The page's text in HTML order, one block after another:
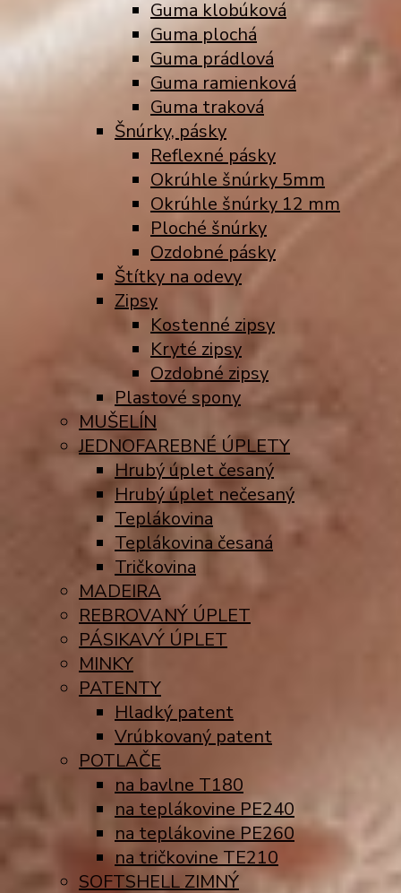
Guma klobúková
Guma plochá
Guma prádlová
Guma ramienková
Guma traková
Šnúrky, pásky
Reflexné pásky
Okrúhle šnúrky 5mm
Okrúhle šnúrky 12 mm
Ploché šnúrky
Ozdobné pásky
Štítky na odevy
Zipsy
Kostenné zipsy
Kryté zipsy
Ozdobné zipsy
Plastové spony
MUŠELÍN
JEDNOFAREBNÉ ÚPLETY
Hrubý úplet česaný
Hrubý úplet nečesaný
Teplákovina
Teplákovina česaná
Tričkovina
MADEIRA
REBROVANÝ ÚPLET
PÁSIKAVÝ ÚPLET
MINKY
PATENTY
Hladký patent
Vrúbkovaný patent
POTLAČE
na bavlne T180
na teplákovine PE240
na teplákovine PE260
na tričkovine TE210
SOFTSHELL ZIMNÝ